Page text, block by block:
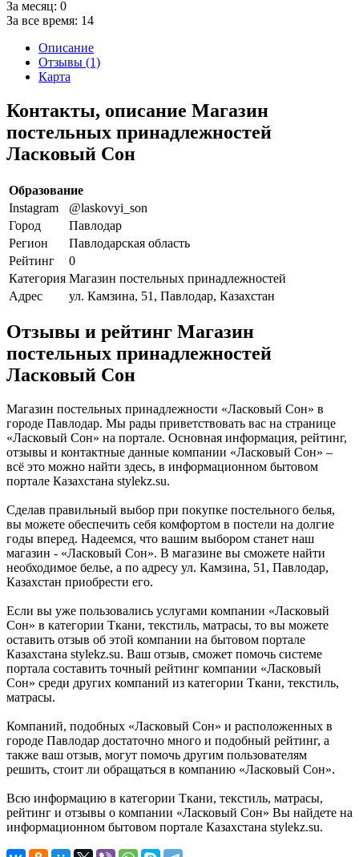
За месяц: 0
За все время: 14
Описание
Отзывы (1)
Карта
Контакты, описание Магазин
постельных принадлежностей
Ласковый Сон
Образование
Instagram
@laskovyi_son
Город
Павлодар
Регион
Павлодарская область
Рейтинг
0
Категория Магазин постельных принадлежностей
Адрес
ул. Камзина, 51, Павлодар, Казахстан
Отзывы и рейтинг Магазин
постельных принадлежностей
Ласковый Сон
Магазин постельных принадлежности «Ласковый Сон» в
городе Павлодар. Мы рады приветствовать вас на странице
«Ласковый Сон» на портале. Основная информация, рейтинг,
отзывы и контактные данные компании «Ласковый Сон» –
всё это можно найти здесь, в информационном бытовом
портале Казахстана stylekz.su.
Сделав правильный выбор при покупке постельного белья,
вы можете обеспечить себя комфортом в постели на долгие
годы вперед. Надеемся, что вашим выбором станет наш
магазин - «Ласковый Сон». В магазине вы сможете найти
необходимое белье, а по адресу ул. Камзина, 51, Павлодар,
Казахстан приобрести его.
Если вы уже пользовались услугами компании «Ласковый
Сон» в категории Ткани, текстиль, матрасы, то вы можете
оставить отзыв об этой компании на бытовом портале
Казахстана stylekz.su. Ваш отзыв, сможет помочь системе
портала составить точный рейтинг компании «Ласковый
Сон» среди других компаний из категории Ткани, текстиль,
матрасы.
Компаний, подобных «Ласковый Сон» и расположенных в
городе Павлодар достаточно много и подобный рейтинг, а
также ваш отзыв, могут помочь другим пользователям
решить, стоит ли обращаться в компанию «Ласковый Сон».
Всю информацию в категории Ткани, текстиль, матрасы,
рейтинг и отзывы о компании «Ласковый Сон» Вы найдете на
информационном бытовом портале Казахстана stylekz.su.